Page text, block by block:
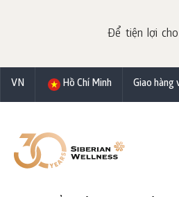
Để tiện lợi cho
VN Hồ Chí Minh Giao hàng